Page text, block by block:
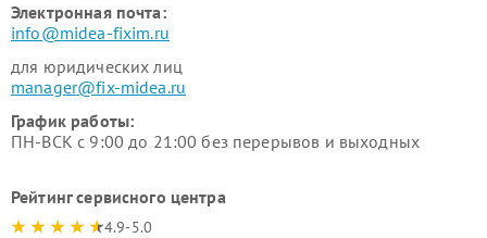
Электронная почта:
info@midea-fixim.ru
для юридических лиц
manager@fix-midea.ru
График работы:
ПН-ВСК с 9:00 до 21:00 без перерывов и выходных
Рейтинг сервисного центра
4.9-5.0